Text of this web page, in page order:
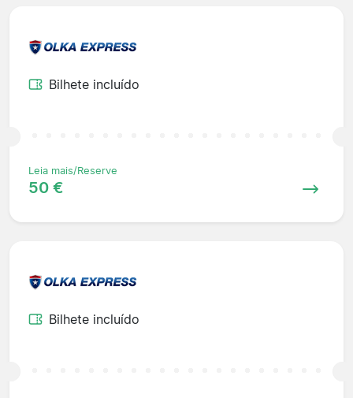
Bilhete incluído
Leia mais/Reserve
50 €
Bilhete incluído